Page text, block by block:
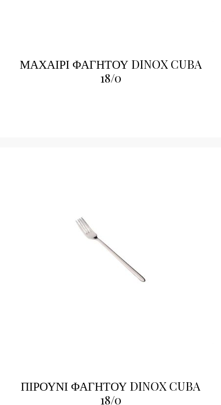
ΜΑΧΑΙΡΙ ΦΑΓΗΤΟΥ DINOX CUBA
18/0
ΠΙΡΟΥΝΙ ΦΑΓΗΤΟΥ DINOX CUBA
18/0